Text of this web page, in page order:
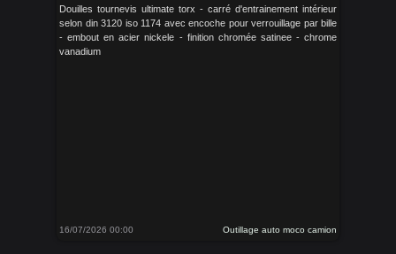
Douilles tournevis ultimate torx - carré d'entrainement intérieur
selon din 3120 iso 1174 avec encoche pour verrouillage par bille
- embout en acier nickele - finition chromée satinee - chrome
vanadium
16/07/2026 00:00 Outillage auto moco camion